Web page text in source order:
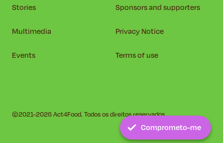
Stories
Multimedia
Events
Sponsors and supporters
Privacy Notice
Terms of use
©2021-2026 Act4Food. Todos os direitos reservados.
Comprometo-me